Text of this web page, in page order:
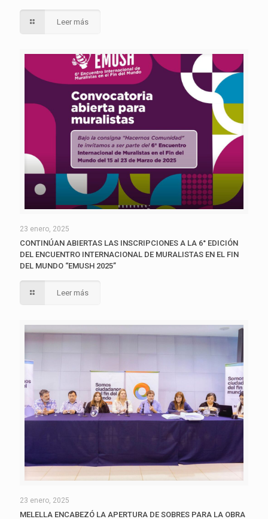
Leer más
23 enero, 2025
CONTINÚAN ABIERTAS LAS INSCRIPCIONES A LA 6° EDICIÓN
DEL ENCUENTRO INTERNACIONAL DE MURALISTAS EN EL FIN
DEL MUNDO “EMUSH 2025”
Leer más
23 enero, 2025
MELELLA ENCABEZÓ LA APERTURA DE SOBRES PARA LA OBRA